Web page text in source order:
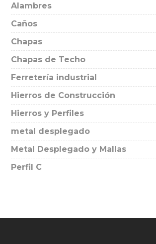
Alambres
Caños
Chapas
Chapas de Techo
Ferretería industrial
Hierros de Construcción
Hierros y Perfiles
metal desplegado
Metal Desplegado y Mallas
Perfil C